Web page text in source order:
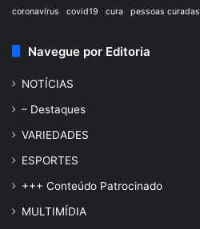
coronavírus covid19 cura pessoas curadas
Navegue por Editoria
NOTÍCIAS
– Destaques
VARIEDADES
ESPORTES
+++ Conteúdo Patrocinado
MULTIMÍDIA